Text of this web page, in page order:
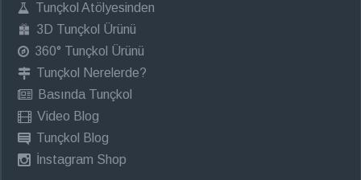
Tunçkol Atölyesinden
3D Tunçkol Ürünü
360° Tunçkol Ürünü
Tunçkol Nerelerde?
Basında Tunçkol
Video Blog
Tunçkol Blog
İnstagram Shop